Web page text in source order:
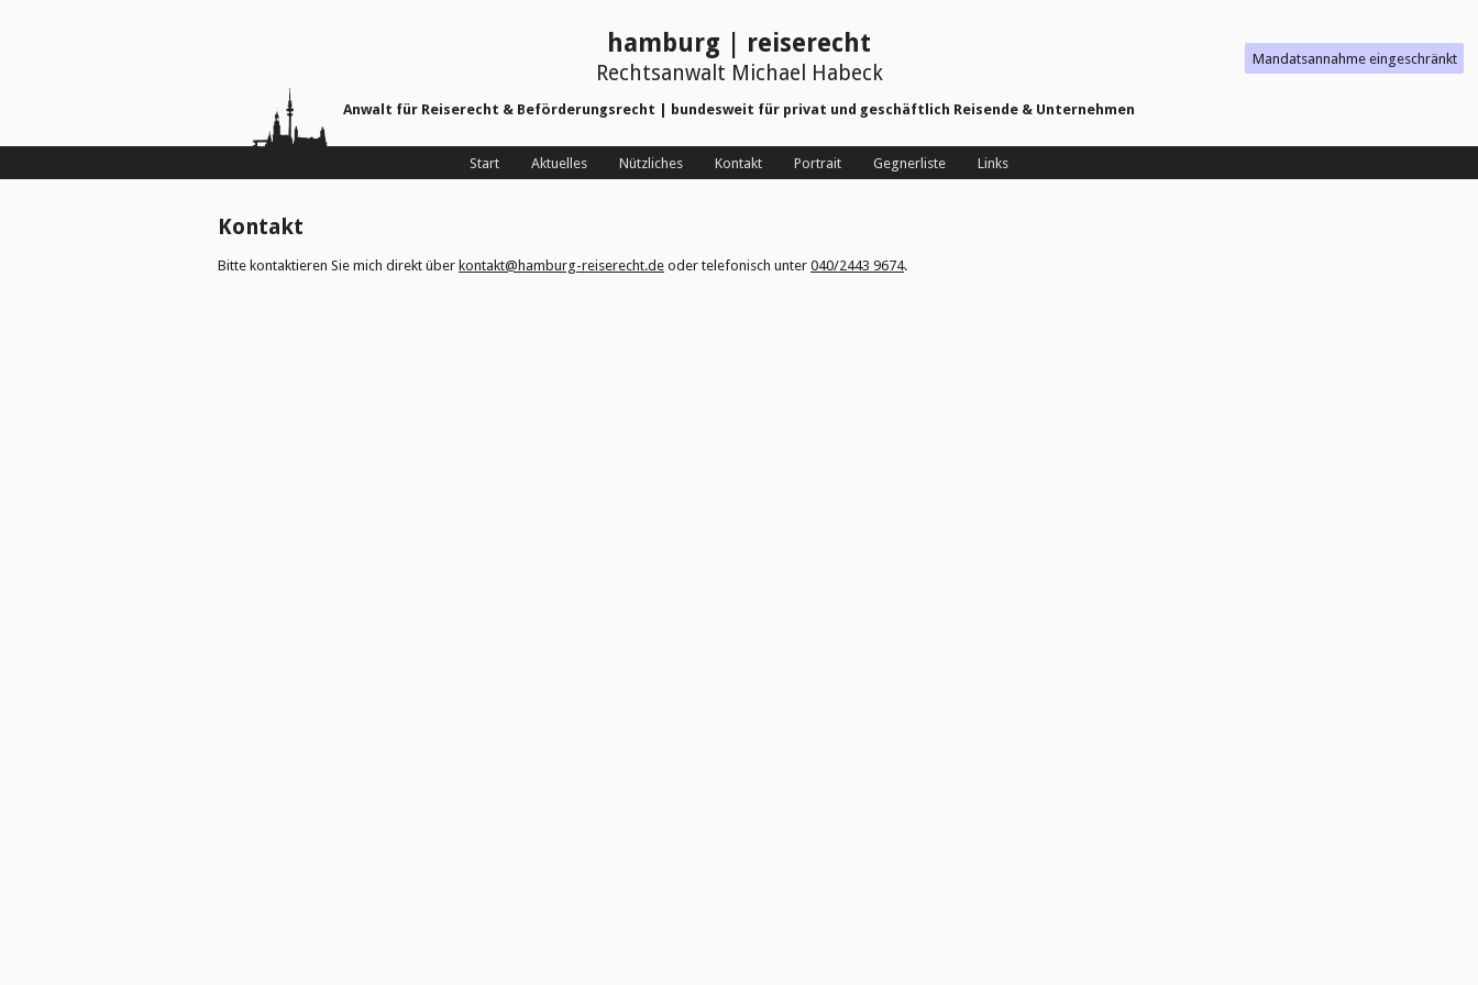
Mandatsannahme eingeschränkt
hamburg | reiserecht
Rechtsanwalt Michael Habeck
Anwalt für Reiserecht & Beförderungsrecht | bundesweit für privat und geschäftlich Reisende & Unternehmen
Start Aktuelles Nützliches Kontakt Portrait Gegnerliste Links
Kontakt
Bitte kontaktieren Sie mich direkt über kontakt@hamburg-reiserecht.de oder telefonisch unter 040/2443 9674.